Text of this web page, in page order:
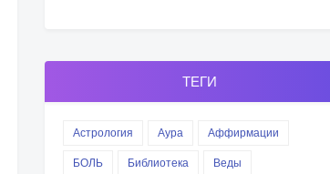
ТЕГИ
Астрология Аура
Аффирмации
БОЛЬ
Библиотека
Веды